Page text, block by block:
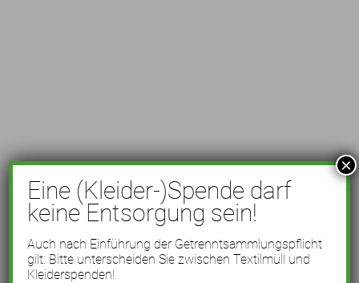
Eine (Kleider-)Spende darf
keine Entsorgung sein!
Auch nach Einführung der Getrenntsammlungspflicht
gilt: Bitte unterscheiden Sie zwischen Textilmüll und
Kleiderspenden!
×